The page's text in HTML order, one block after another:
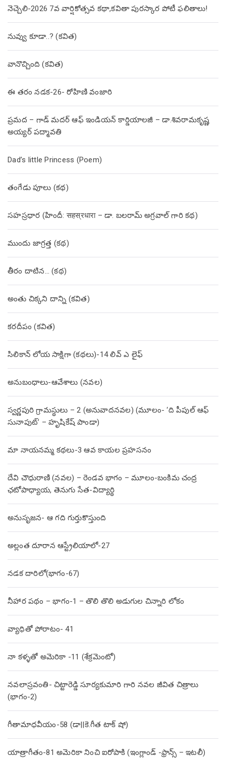
నెచ్చెలి-2026 7వ వార్షికోత్సవ కథా,కవితా పురస్కార పోటీ ఫలితాలు!
నువ్వు కూడా..? (కవిత)
వానొచ్చింది (కవిత)
ఈ తరం నడక-26- రోహిణి వంజారి
ప్రమద – గాడ్ మదర్ ఆఫ్ ఇండియన్ కార్డియాలజీ – డా.శివరామకృష్ణ
అయ్యర్ పద్మావతి
Dad’s little Princess (Poem)
తంగేడు పూలు (క‌థ‌)
సహస్రధార (హిందీ: सहस्रधारा – డా. బలరామ్ అగ్రవాల్ గారి కథ)
ముందు జాగ్రత్త (క‌థ‌)
తీరం దాటిన… (క‌థ‌)
అంతు చిక్కని దాన్ని (కవిత)
కరదీపం (కవిత)
సిలికాన్ లోయ సాక్షిగా (కథలు)-14 లివ్ ఎ లైఫ్
అనుబంధాలు-ఆవేశాలు (నవల)
స్వర్ణపురి గ్రామస్థులు – 2 (అనువాదనవల) (మూలం- ‘ది పీపుల్ ఆఫ్
సునాపుట్’ – హృషికేష్ పాండా)
మా నాయనమ్మ కథలు-3 ఆవ కాయల ప్రహసనం
దేవి చౌధురాణి (నవల) – రెండవ భాగం – మూలం-బంకిమ చంద్ర
ఛటోపాధ్యాయ, తెనుగు సేత-విద్యార్థి
అనుసృజన- ఆ గది గుర్తుకొస్తుంది
అల్లంత దూరాన ఆస్ట్రేలియాలో-27
నడక దారిలో(భాగం-67)
నీహార పథం – భాగం-1 – తొలి తొలి అడుగుల చిన్నారి లోకం
వ్యాధితో పోరాటం- 41
నా కళ్ళతో అమెరికా -11 (శేక్రమెంటో)
నవలాస్రవంతి- చిట్టారెడ్డి సూర్యకుమారి గారి నవల జీవిత చిత్రాలు
(భాగం-2)
గీతామాధవీయం-58 (డా||కె.గీత టాక్ షో)
యాత్రాగీతం-81 అమెరికా నించి ఐరోపాకి (ఇంగ్లాండ్ -ఫ్రాన్స్ – ఇటలీ)